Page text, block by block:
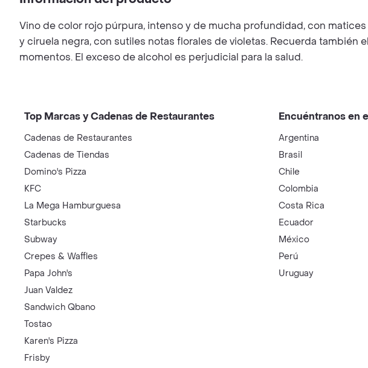
Vino de color rojo púrpura, intenso y de mucha profundidad, con
y ciruela negra, con sutiles notas florales de violetas. Recuerda
momentos. El exceso de alcohol es perjudicial para la salud.
Top Marcas y Cadenas de Restaurantes
Cadenas de Restaurantes
Cadenas de Tiendas
Domino's Pizza
KFC
La Mega Hamburguesa
Starbucks
Subway
Crepes & Waffles
Papa John's
Juan Valdez
Sandwich Qbano
Tostao
Karen's Pizza
Frisby
Encuéntranos en
Argentina
Brasil
Chile
Colombia
Costa Rica
Ecuador
México
Perú
Uruguay